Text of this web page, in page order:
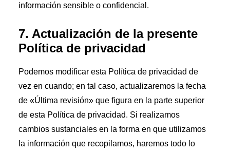
información sensible o confidencial.
7. Actualización de la presente
Política de privacidad
Podemos modificar esta Política de privacidad de
vez en cuando; en tal caso, actualizaremos la fecha
de «Última revisión» que figura en la parte superior
de esta Política de privacidad. Si realizamos
cambios sustanciales en la forma en que utilizamos
la información que recopilamos, haremos todo lo